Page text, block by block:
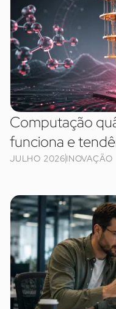
Computação
funciona e
JULHO 2026INOVAÇÃO